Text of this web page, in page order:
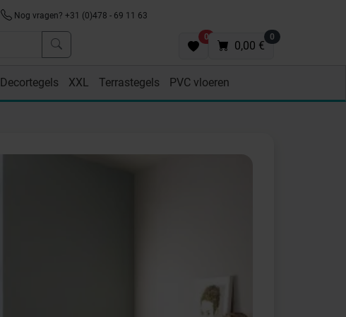
Nog vragen? +31 (0)478 - 69 11 63
0 0
0,00 €
Decortegels XXL Terrastegels PVC vloeren